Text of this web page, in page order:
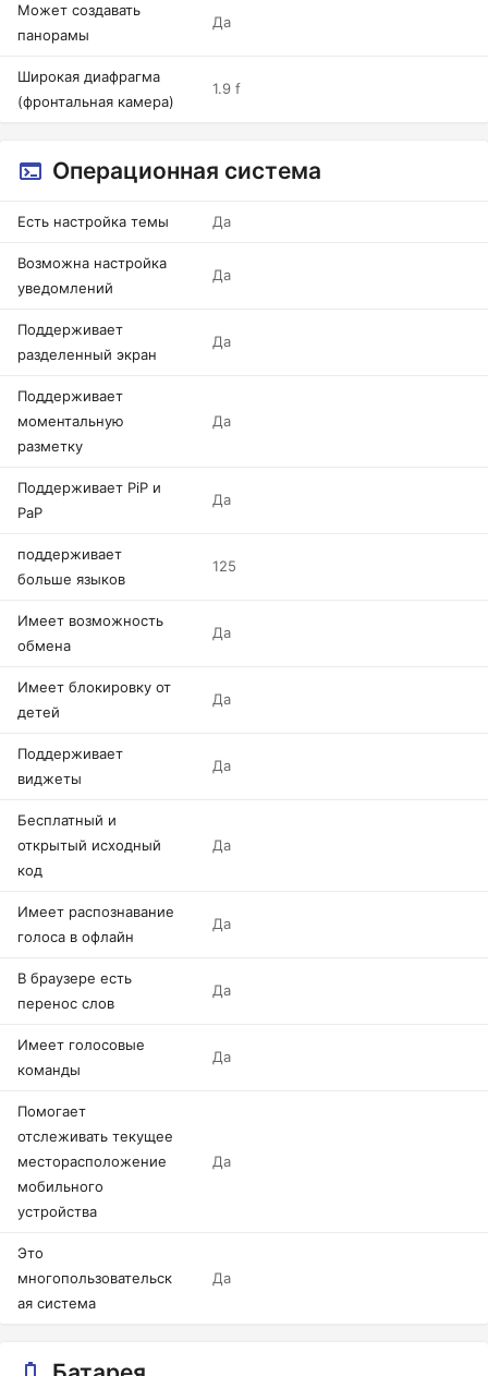
Может создавать
панорамы
Да
Широкая диафрагма
(фронтальная камера)
1.9 f
Операционная система
Есть настройка темы Да
Возможна настройка
уведомлений
Да
Поддерживает
разделенный экран
Да
Поддерживает
моментальную
разметку
Да
Поддерживает PiP и
PaP
Да
поддерживает
больше языков
125
Имеет возможность
обмена
Да
Имеет блокировку от
детей
Да
Поддерживает
виджеты
Да
Бесплатный и
открытый исходный
код
Да
Имеет распознавание
голоса в офлайн
Да
В браузере есть
перенос слов
Да
Имеет голосовые
команды
Да
Помогает
отслеживать текущее
месторасположение
мобильного
устройства
Да
Это
многопользовательск
ая система
Да